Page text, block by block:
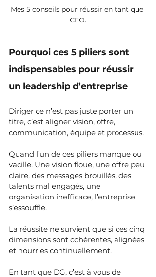
Mes 5 conseils pour réussir en tant que
CEO.
Pourquoi ces 5 piliers sont
indispensables pour réussir
un leadership d’entreprise
Diriger ce n’est pas juste porter un
titre, c’est aligner vision, offre,
communication, équipe et processus.
Quand l’un de ces piliers manque ou
vacille. Une vision floue, une offre peu
claire, des messages brouillés, des
talents mal engagés, une
organisation inefficace, l’entreprise
s’essouffle.
La réussite ne survient que si ces cinq
dimensions sont cohérentes, alignées
et nourries continuellement.
En tant que DG, c’est à vous de